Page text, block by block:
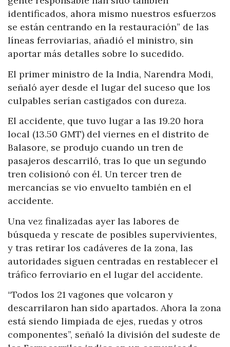
identificados, ahora mismo nuestros esfuerzos
se están centrando en la restauración” de las
líneas ferroviarias, añadió el ministro, sin
aportar más detalles sobre lo sucedido.
El primer ministro de la India, Narendra Modi,
señaló ayer desde el lugar del suceso que los
culpables serían castigados con dureza.
El accidente, que tuvo lugar a las 19.20 hora
local (13.50 GMT) del viernes en el distrito de
Balasore, se produjo cuando un tren de
pasajeros descarriló, tras lo que un segundo
tren colisionó con él. Un tercer tren de
mercancías se vio envuelto también en el
accidente.
Una vez finalizadas ayer las labores de
búsqueda y rescate de posibles supervivientes,
y tras retirar los cadáveres de la zona, las
autoridades siguen centradas en restablecer el
tráfico ferroviario en el lugar del accidente.
“Todos los 21 vagones que volcaron y
descarrilaron han sido apartados. Ahora la zona
está siendo limpiada de ejes, ruedas y otros
componentes”, señaló la división del sudeste de